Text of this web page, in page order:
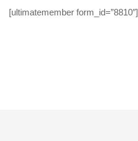
[ultimatemember form_id=”8810″]